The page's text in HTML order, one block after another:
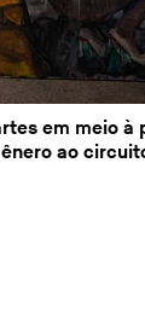
em meio à
ao